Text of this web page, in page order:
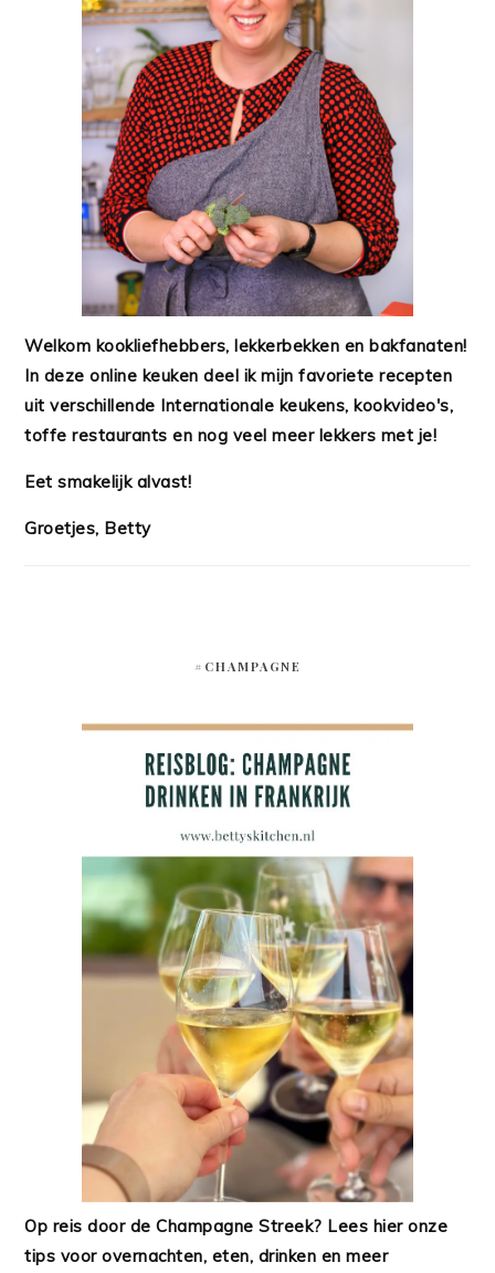
Welkom kookliefhebbers, lekkerbekken en bakfanaten!
In deze online keuken deel ik mijn favoriete recepten
uit verschillende Internationale keukens, kookvideo's,
toffe restaurants en nog veel meer lekkers met je!
Eet smakelijk alvast!
Groetjes, Betty
#CHAMPAGNE
Op reis door de Champagne Streek? Lees hier onze
tips voor overnachten, eten, drinken en meer